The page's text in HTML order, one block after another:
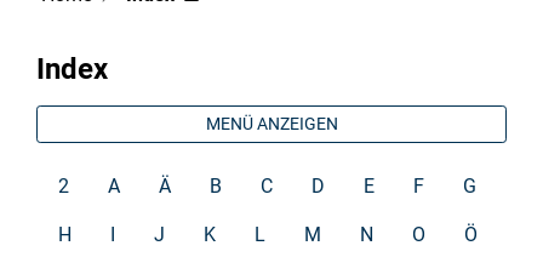
Index
MENÜ ANZEIGEN
2 A Ä B C D E F G
H I J K L M N O Ö